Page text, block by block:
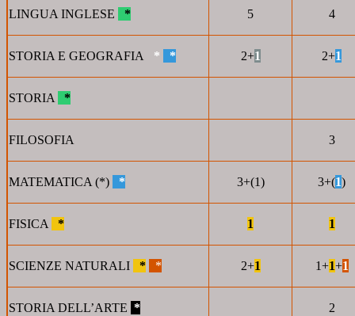
LINGUA INGLESE * 5 4
STORIA E GEOGRAFIA * * 2+1 2+1
STORIA *
FILOSOFIA 3
MATEMATICA (*) * 3+(1) 3+(1)
FISICA * 1 1
SCIENZE NATURALI * * 2+1 1+1+1
STORIA DELL’ARTE * 2